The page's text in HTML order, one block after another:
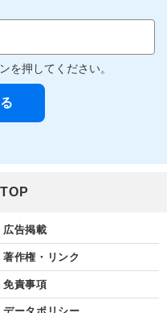
を押してください。
広告掲載
著作権・リンク
免責事項